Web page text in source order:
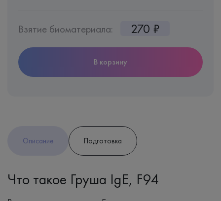
Взятие биоматериала: 270 ₽
В корзину
Описание Подготовка
Что такое Груша IgE, F94